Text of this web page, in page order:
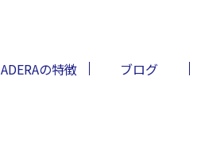
ADERAの特徴 ブログ